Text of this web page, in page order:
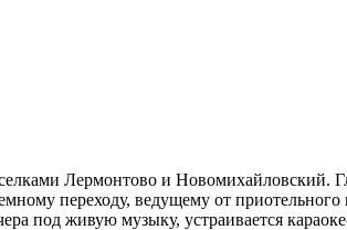
Лермонтово и Новомихайловский.
переходу, ведущему от приотельного
под живую музыку, устраивается